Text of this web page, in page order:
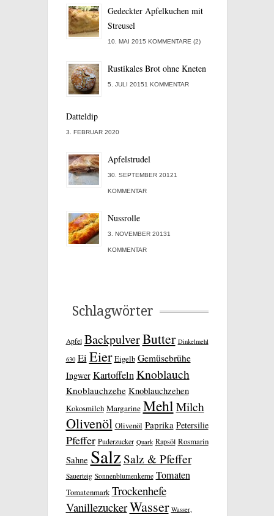
Gedeckter Apfelkuchen mit
Streusel
10. MAI 2015 KOMMENTARE (2)
Rustikales Brot ohne Kneten
5. JULI 20151 KOMMENTAR
Datteldip
3. FEBRUAR 2020
Apfelstrudel
30. SEPTEMBER 20121
KOMMENTAR
Nussrolle
3. NOVEMBER 20131
KOMMENTAR
Schlagwörter
Apfel BackpulverButter Dinkelmehl
630 Ei Eier Eigelb Gemüsebrühe
Ingwer Kartoffeln Knoblauch
Knoblauchzehe Knoblauchzehen
Kokosmilch Margarine Mehl Milch
Olivenöl Olivenöl Paprika Petersilie
Pfeffer Puderzucker Quark Rapsöl Rosmarin
Sahne SalzSalz & Pfeffer
Sauerteig Sonnenblumenkerne Tomaten
Tomatenmark Trockenhefe
VanillezuckerWasser Wasser,